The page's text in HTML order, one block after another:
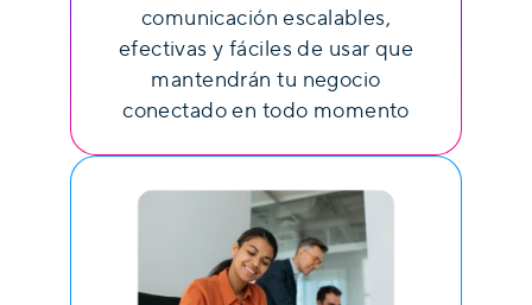
comunicación escalables,
efectivas y fáciles de usar que
mantendrán tu negocio
conectado en todo momento